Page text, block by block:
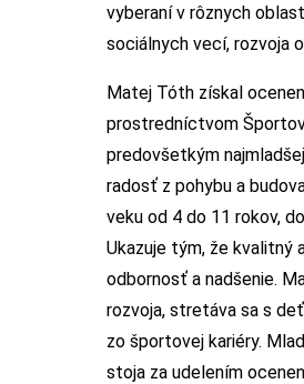
vyberaní v rôznych
sociálnych vecí, rozvoja
Matej Tóth získal
prostredníctvom
predovšetkým
radosť z pohybu a
veku od 4 do 11 rokov,
Ukazuje tým, že kvalitný
odbornosť a nadšenie.
rozvoja, stretáva sa s
zo športovej kariéry.
stoja za udelením